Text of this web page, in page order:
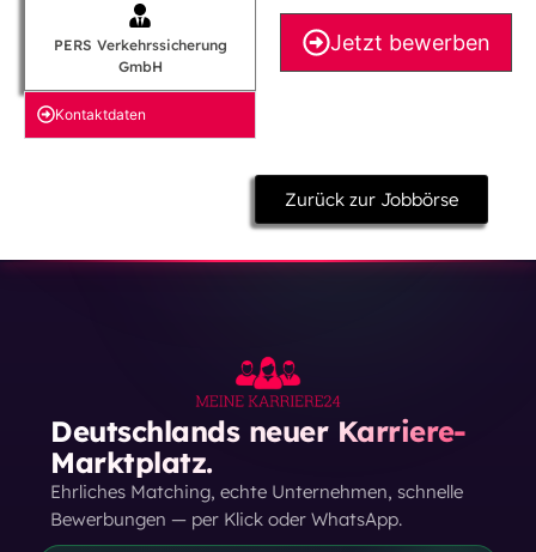
PERS Verkehrssicherung
GmbH
Kontakt­daten
Jetzt bewerben
Zurück zur Jobbörse
Deutschlands neuer Karriere-
Marktplatz.
Ehrliches Matching, echte Unternehmen, schnelle
Bewerbungen — per Klick oder WhatsApp.